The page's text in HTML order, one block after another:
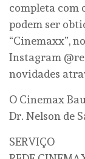
completa com
podem ser
“Cinemaxx”,
Instagram
novidades
O Cinemax
Dr. Nelson de
SERVIÇO